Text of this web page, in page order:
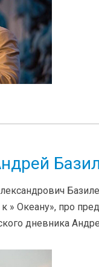
Океану», про
дневника